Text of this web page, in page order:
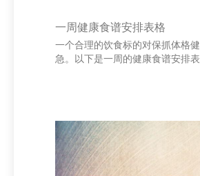
一周健康食谱安排表格
一个合理的饮食标的对保抓体格
急。以下是一周的健康食谱安排
早餐以全谷物、鸡蛋或牛奶为主
午餐遴荐糙米、杂粮饭或全麦面
和多种蔬菜；晚餐则以低脂卵白和
主，幸免高油高糖。 举例，周一